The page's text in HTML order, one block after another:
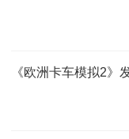
《欧洲卡车模拟2》